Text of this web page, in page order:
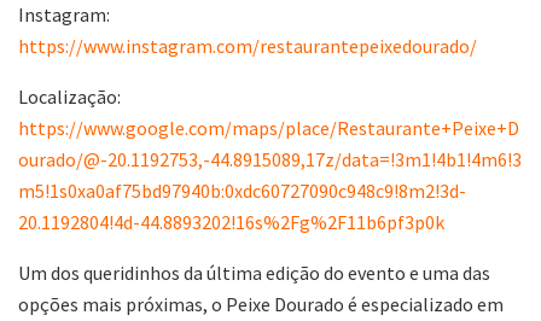
Instagram:
https://www.instagram.com/restaurantepeixedourado/
Localização:
https://www.google.com/maps/place/Restaurante+Peixe+D
ourado/@-20.1192753,-44.8915089,17z/data=!3m1!4b1!4m6!3
m5!1s0xa0af75bd97940b:0xdc60727090c948c9!8m2!3d-
20.1192804!4d-44.8893202!16s%2Fg%2F11b6pf3p0k
Um dos queridinhos da última edição do evento e uma das
opções mais próximas, o Peixe Dourado é especializado em